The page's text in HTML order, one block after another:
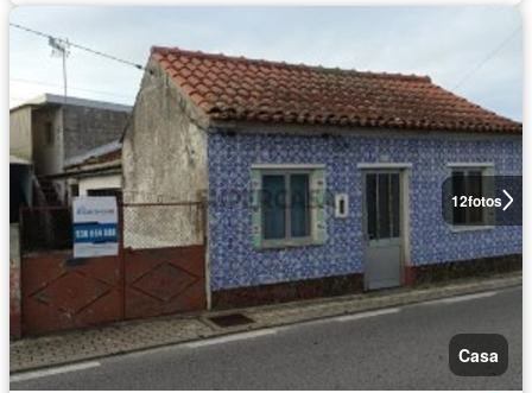
12fotos
Casa